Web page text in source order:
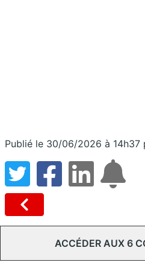
Publié le 30/06/2026 à 14h37
ACCÉDER AUX 6